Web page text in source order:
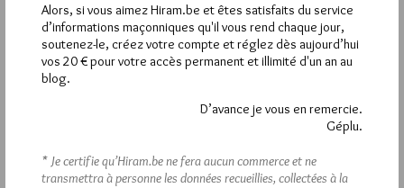
VOUS INSCRIRE
Hier jeudi 6 août 2026, Hiram.be a reçu1 672 visites
Alors, si vous aimez Hiram.be et êtes satisfaits du service
d’informations maçonniques qu'il vous rend chaque jour,
soutenez-le, créez votre compte et réglez dès aujourd’hui
vos 20 € pour votre accès permanent et illimité d'un an au
blog.
D’avance je vous en remercie.
Géplu.
* Je certifie qu’Hiram.be ne fera aucun commerce et ne
transmettra à personne les données recueillies, collectées à la